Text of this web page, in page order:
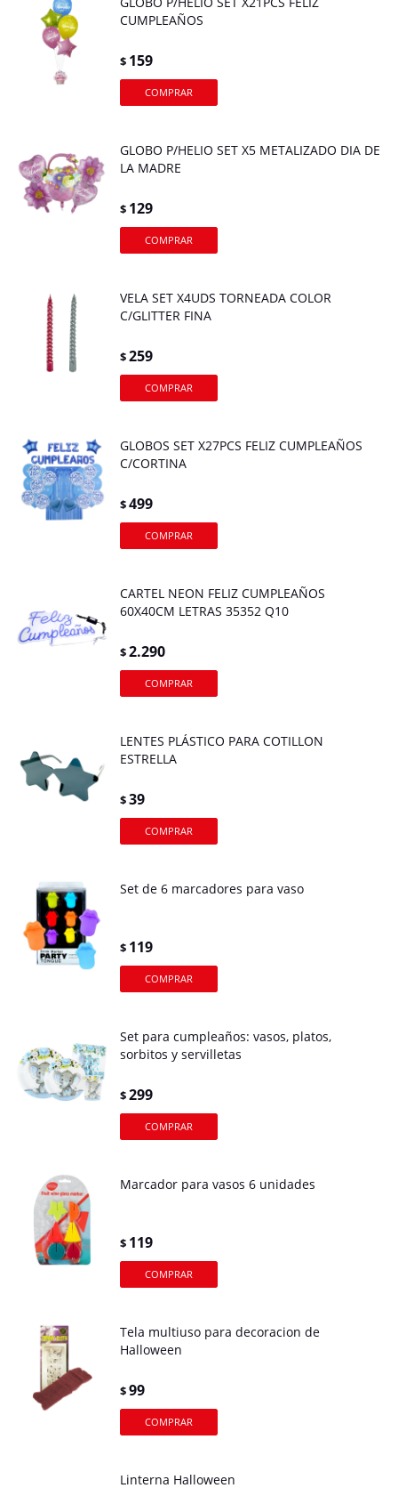
CUMPLEAÑOS
$ 159
GLOBO P/HELIO SET X5 METALIZADO DIA DE
LA MADRE
$ 129
VELA SET X4UDS TORNEADA COLOR
C/GLITTER FINA
$259
GLOBOS SET X27PCS FELIZ CUMPLEAÑOS
C/CORTINA
$499
CARTEL NEON FELIZ CUMPLEAÑOS
60X40CM LETRAS 35352 Q10
$2.290
LENTES PLÁSTICO PARA COTILLON
ESTRELLA
$39
Set de 6 marcadores para vaso
$ 119
Set para cumpleaños: vasos, platos,
sorbitos y servilletas
$299
Marcador para vasos 6 unidades
$ 119
Tela multiuso para decoracion de
Halloween
$99
Linterna Halloween